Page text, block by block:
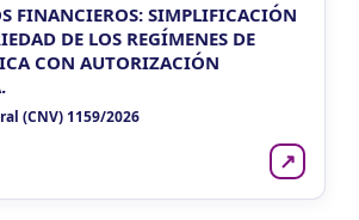
FINANCIEROS: SIMPLIFICACIÓN
DE LOS REGÍMENES DE
CON AUTORIZACIÓN
(CNV) 1159/2026
↗